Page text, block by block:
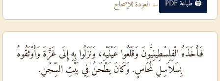
🖨 طباعة PDF ← العودة للإصحاح
فَأَخَذَهُ الْفِلِسْطِينِيُّونَ وَقَلَعُوا عَيْنَيْهِ، وَنَزَلُوا بِهِ إِلَى غَزَّةَ وَأَوْثَقُوهُ
بِسَلاَسِلِ نُحَاسٍ. وَكَانَ يَطْحَنُ فِي بَيْتِ السِّجْنِ.